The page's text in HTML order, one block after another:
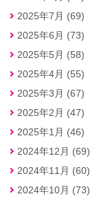
2025年7月 (69)
2025年6月 (73)
2025年5月 (58)
2025年4月 (55)
2025年3月 (67)
2025年2月 (47)
2025年1月 (46)
2024年12月 (69)
2024年11月 (60)
2024年10月 (73)